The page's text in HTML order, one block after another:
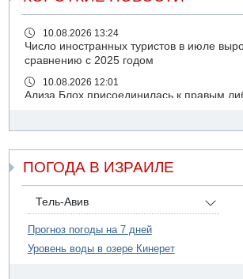
10.08.2026 13:24
Число иностранных туристов в июле
сравнению с 2025 годом
10.08.2026 12:01
Ализа Блох присоединилась к правым
На 4-м шоссе погиб под колесами
09.08.2026 20:04
Сын экс-депутата от партии ШАС
09.08.2026 19:36
16-летний подросток разбился
со скалы в районе пещеры Кешет
ПОГОДА В ИЗРАИЛЕ
Тель-Авив
Прогноз погоды на 7 дней
Уровень воды в озере Кинерет